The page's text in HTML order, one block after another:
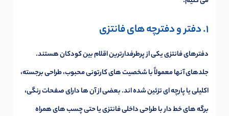
1. دفتر و دفترچه های فانتزی
دفترهای فانتزی یکی از پرطرفدارترین اقلام بین کودکان هستند.
جلدهای آنها معمولاً با شخصیت های کارتونی محبوب، طراحی برجسته،
اکلیلی یا پارچه ای تزئین شده اند. بعضی از آن ها دارای صفحات رنگی،
برگه های خط دار با طراحی داخلی فانتزی یا حتی چسب های همراه